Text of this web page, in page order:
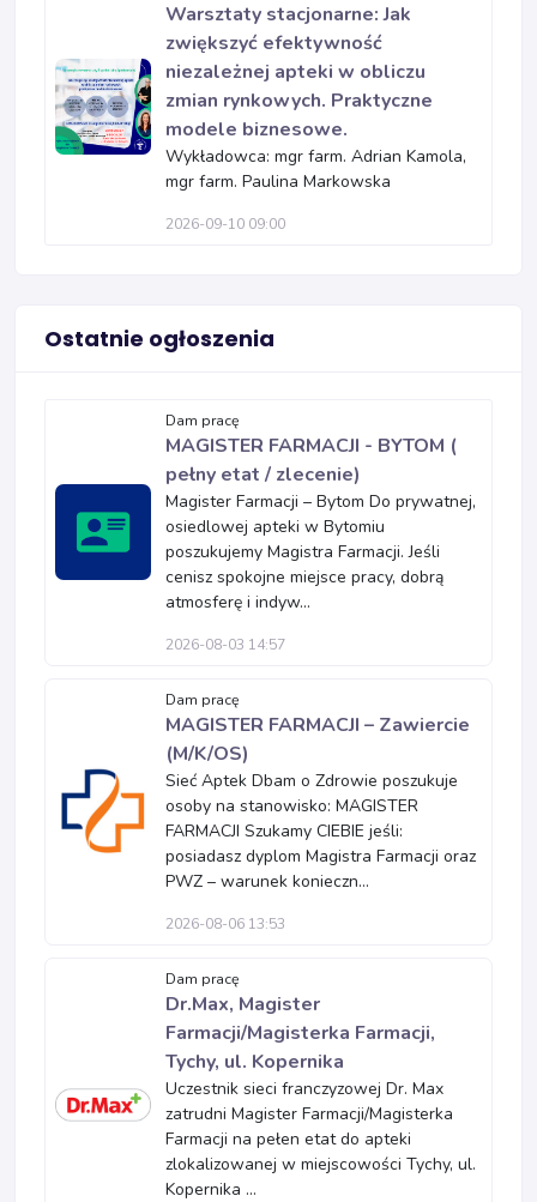
Warsztaty stacjonarne: Jak
zwiększyć efektywność
niezależnej apteki w obliczu
zmian rynkowych. Praktyczne
modele biznesowe.
Wykładowca: mgr farm. Adrian Kamola,
mgr farm. Paulina Markowska
2026-09-10 09:00
Ostatnie ogłoszenia
Dam pracę
MAGISTER FARMACJI - BYTOM (
pełny etat / zlecenie)
Magister Farmacji – Bytom Do prywatnej,
osiedlowej apteki w Bytomiu
poszukujemy Magistra Farmacji. Jeśli
cenisz spokojne miejsce pracy, dobrą
atmosferę i indyw...
2026-08-03 14:57
Dam pracę
MAGISTER FARMACJI – Zawiercie
(M/K/OS)
Sieć Aptek Dbam o Zdrowie poszukuje
osoby na stanowisko: MAGISTER
FARMACJI Szukamy CIEBIE jeśli:
posiadasz dyplom Magistra Farmacji oraz
PWZ – warunek konieczn...
2026-08-06 13:53
Dam pracę
Dr.Max, Magister
Farmacji/Magisterka Farmacji,
Tychy, ul. Kopernika
Uczestnik sieci franczyzowej Dr. Max
zatrudni Magister Farmacji/Magisterka
Farmacji na pełen etat do apteki
zlokalizowanej w miejscowości Tychy, ul.
Kopernika ...